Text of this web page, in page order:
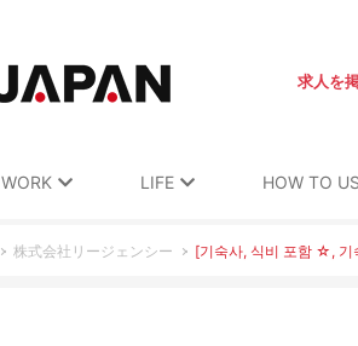
求人を
WORK LIFE HOW TO
株式会社リージェンシー [기숙사, 식비 포함 ☆, 기